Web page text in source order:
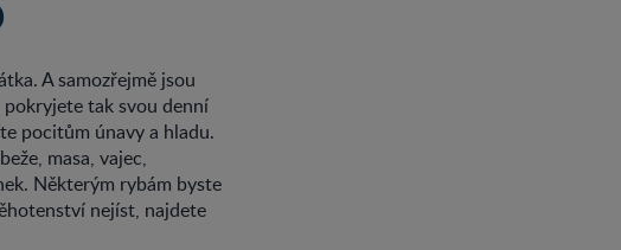
A samozřejmě jsou
tak svou denní
pocitům únavy a hladu.
masa, vajec,
Některým rybám byste
nejíst, najdete